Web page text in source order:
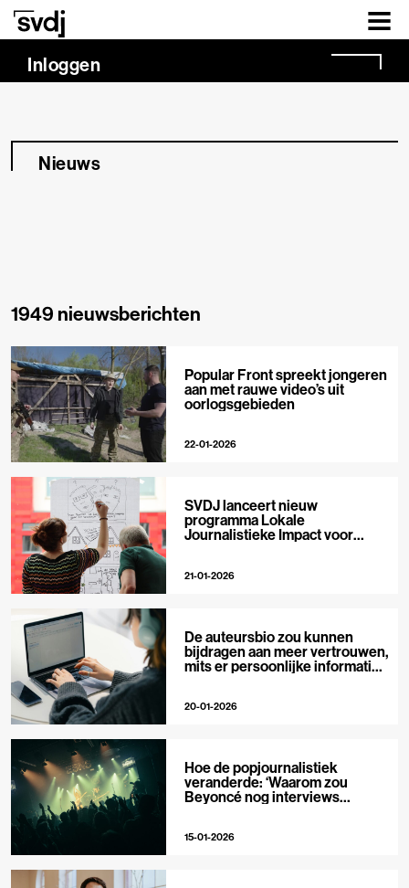
Naar hoofdinhoud
Inloggen
Nieuws
1949 nieuwsberichten
Popular Front spreekt jongeren
aan met rauwe video’s uit
oorlogsgebieden
22-01-2026
SVDJ lanceert nieuw
programma Lokale
Journalistieke Impact voor
21-01-2026
De auteursbio zou kunnen
bijdragen aan meer vertrouwen,
mits er persoonlijke informatie
20-01-2026
Hoe de popjournalistiek
veranderde: ‘Waarom zou
Beyoncé nog interviews
15-01-2026